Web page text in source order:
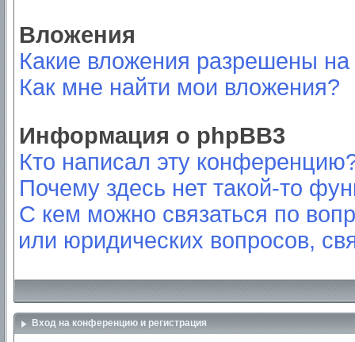
Вложения
Какие вложения разрешены
Как мне найти мои вложения?
Информация о phpBB3
Кто написал эту
Почему здесь нет такой-то
С кем можно связаться по
или юридических вопросов,
Вход на конференцию и регистрация